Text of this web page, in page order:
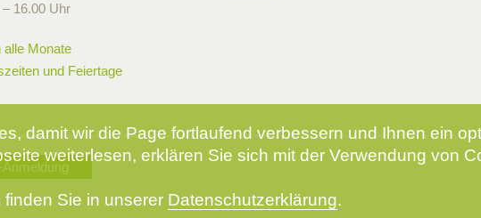
16.00 Uhr
alle Monate
und Feiertage
damit wir die Page fortlaufend verbessern und Ihnen ein
weiterlesen, erklären Sie sich mit der Verwendung von
Sie in unserer Datenschutzerklärung.